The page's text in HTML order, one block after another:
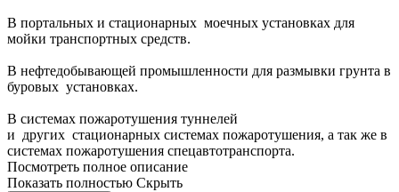
В портальных и стационарных моечных установках для
мойки транспортных средств.
В нефтедобывающей промышленности для размывки грунта в
буровых установках.
В системах пожаротушения туннелей
и других стационарных системах пожаротушения, а так же в
системах пожаротушения спецавтотранспорта.
Посмотреть полное описание
Показать полностью Скрыть